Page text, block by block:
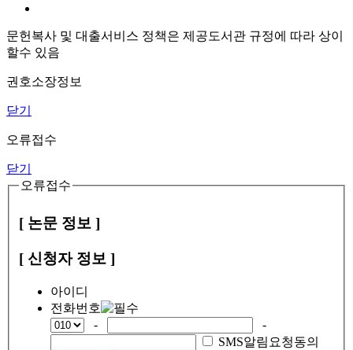
문헌복사 및 대출서비스 정책은 제공도서관 규정에 따라 상이
할수 있음
권호소장정보
닫기
오류접수
닫기
오류접수
[ 논문 정보 ]
[ 신청자 정보 ]
아이디
전화번호
-
-
SMS알림요청동의